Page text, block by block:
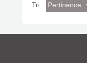
Tri :(Effet
imédiat)
Pertinence